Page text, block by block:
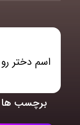
اسم دختر
برچسب ها